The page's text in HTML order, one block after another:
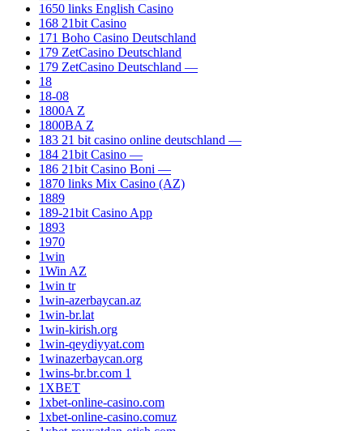
1650 links English Casino
168 21bit Casino
171 Boho Casino Deutschland
179 ZetCasino Deutschland
179 ZetCasino Deutschland —
18
18-08
1800A Z
1800BA Z
183 21 bit casino online deutschland —
184 21bit Casino —
186 21bit Casino Boni —
1870 links Mix Casino (AZ)
1889
189-21bit Casino App
1893
1970
1win
1Win AZ
1win tr
1win-azerbaycan.az
1win-br.lat
1win-kirish.org
1win-qeydiyyat.com
1winazerbaycan.org
1wins-br.br.com 1
1XBET
1xbet-online-casino.com
1xbet-online-casino.comuz